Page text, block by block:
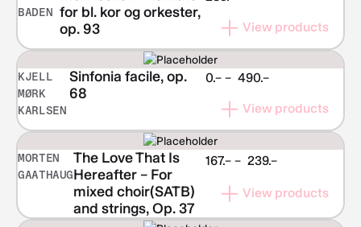
BADEN for bl. kor og orkester,
op. 93
View products
KJELL
MØRK
KARLSEN
Sinfonia facile, op.
68
0.– – 490.–Price
NOK 0.–
NOK 490.–
View products
MORTEN
GAATHAUG
The Love That Is
Hereafter – For
mixed choir(SATB)
and strings, Op. 37
167.– – 239.–Price
NOK 167.–
through
View products